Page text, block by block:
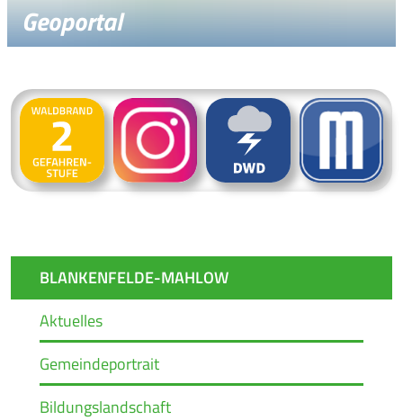
Geoportal
BLANKENFELDE-MAHLOW
Aktuelles
Gemeindeportrait
Bildungslandschaft